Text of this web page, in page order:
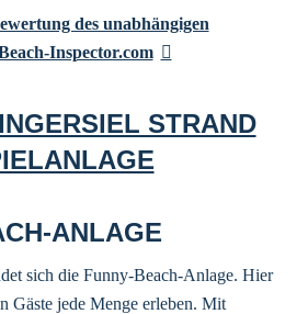
des unabhängigen
Inspector.com
ANLAGE
sich die Funny-Beach-Anlage. Hier
Gäste jede Menge erleben. Mit